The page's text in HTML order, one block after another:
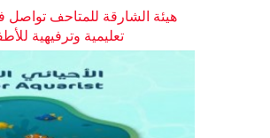
هيئة الشارقة للمتاحف تواصل
تعليمية وترفيهية